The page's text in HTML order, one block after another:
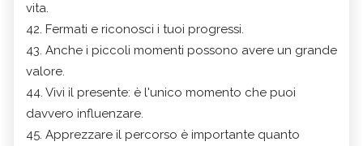
vita.
42. Fermati e riconosci i tuoi progressi.
43. Anche i piccoli momenti possono avere un grande
valore.
44. Vivi il presente: è l'unico momento che puoi
davvero influenzare.
45. Apprezzare il percorso è importante quanto